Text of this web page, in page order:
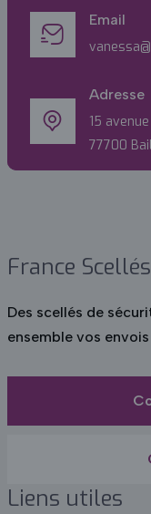
Email
Adresse
15
77700
France Scellés
Des scellés de
ensemble vos
Liens utiles